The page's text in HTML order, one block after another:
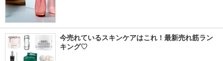
今売れているスキンケアはこれ！最新売れ筋ラン
キング♡